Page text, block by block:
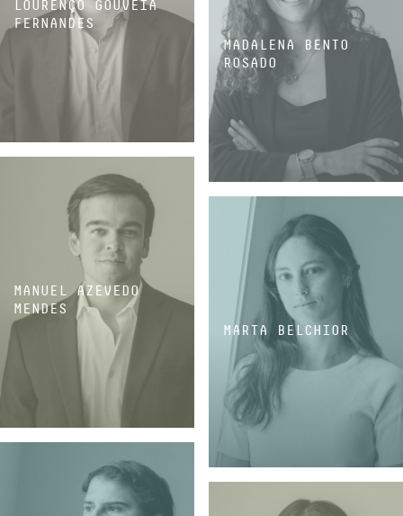
LOURENÇO GOUVEIA
FERNANDES
ASSOCIADO
MADALENA BENTO
ROSADO
ASSOCIADA
MANUEL AZEVEDO
MENDES
ASSOCIADO
MARTA BELCHIOR
ASSOCIADA